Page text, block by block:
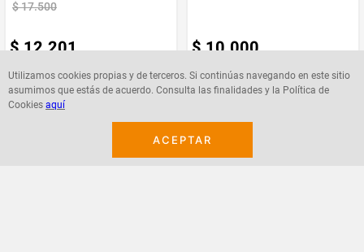
Utilizamos cookies propias y de terceros. Si continúas navegando en este sitio
asumimos que estás de acuerdo. Consulta las finalidades y la Política de
Cookies aquí
ACEPTAR
$17.500
$12.201 $10.000